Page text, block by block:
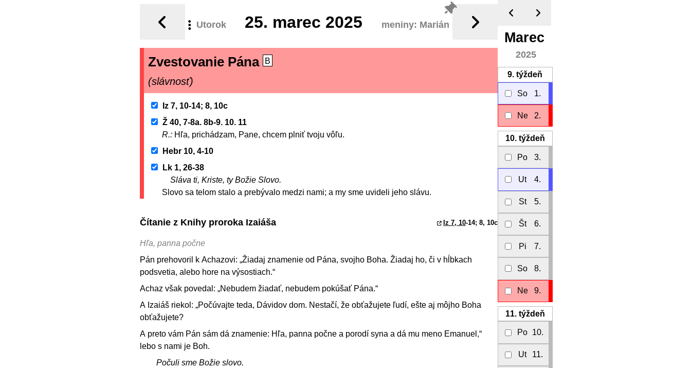
Utorok 25. marec 2025 meniny: Marián
Zvestovanie Pána B
(slávnosť)
Iz 7, 10-14; 8, 10c
Ž 40, 7-8a. 8b-9. 10. 11
R.: Hľa, prichádzam, Pane, chcem plniť tvoju vôľu.
Hebr 10, 4-10
Lk 1, 26-38
Sláva ti, Kriste, ty Božie Slovo.
Slovo sa telom stalo a prebývalo medzi nami; a my sme uvideli jeho slávu.
Čítanie z Knihy proroka Izaiáša Iz 7, 10-14; 8, 10c
Hľa, panna počne
Pán prehovoril k Achazovi: „Žiadaj znamenie od Pána, svojho Boha. Žiadaj ho, či v hĺbkach
podsvetia, alebo hore na výsostiach.“
Achaz však povedal: „Nebudem žiadať, nebudem pokúšať Pána.“
A Izaiáš riekol: „Počúvajte teda, Dávidov dom. Nestačí, že obťažujete ľudí, ešte aj môjho Boha
obťažujete?
A preto vám Pán sám dá znamenie: Hľa, panna počne a porodí syna a dá mu meno Emanuel,“
lebo s nami je Boh.
Počuli sme Božie slovo.
Marec
2025
9. týždeň
So 1.
Ne 2.
10.týždeň
Po 3.
Ut 4.
St 5.
Št 6.
Pi 7.
So 8.
Ne 9.
11.týždeň
Po 10.
Ut 11.